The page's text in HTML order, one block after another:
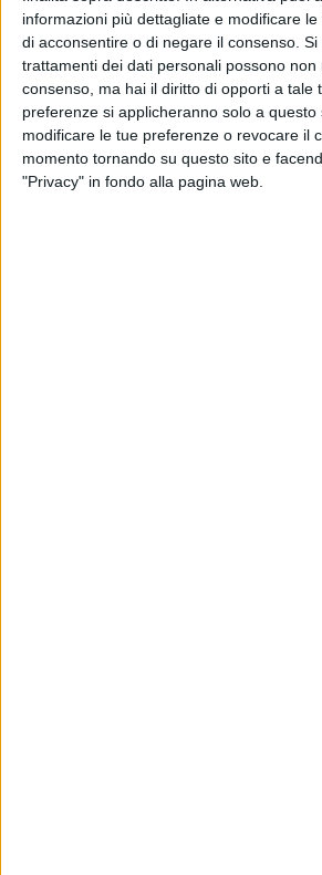
informazioni più dettagliate e modificare
di acconsentire o di negare il consenso. Si
trattamenti dei dati personali possono non
consenso, ma hai il diritto di opporti a tale
preferenze si applicheranno solo a questo
modificare le tue preferenze o revocare il
momento tornando su questo sito e
"Privacy" in fondo alla pagina web.
104/1992 è cresciuto in modo
aumentate le difficoltà legate alla
dell'assistenza, ai costi diretti e indiretti
riduzione della capacità reddituale dei
coinvolti.
La Legge 104/1992, oltre a sancire il